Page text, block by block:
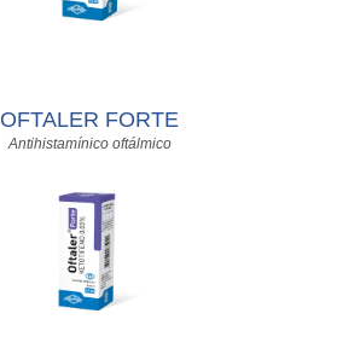
OFTALER FORTE
Antihistamínico oftálmico